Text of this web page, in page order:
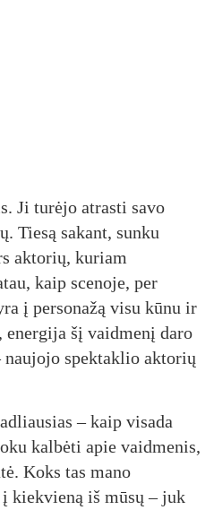
Ji turėjo atrasti savo
Tiesą sakant, sunku
aktorių, kuriam
kaip scenoje, per
į personažą visu kūnu ir
šį vaidmenį daro
spektaklio aktorių
– kaip visada
kalbėti apie vaidmenis,
Koks tas mano
kiekvieną iš mūsų – juk